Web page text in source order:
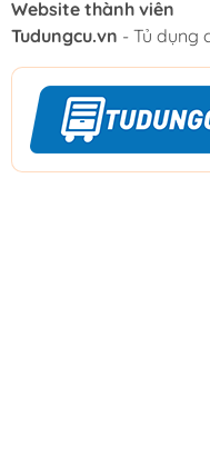
Website thành viên
Tudungcu.vn - Tủ dụng